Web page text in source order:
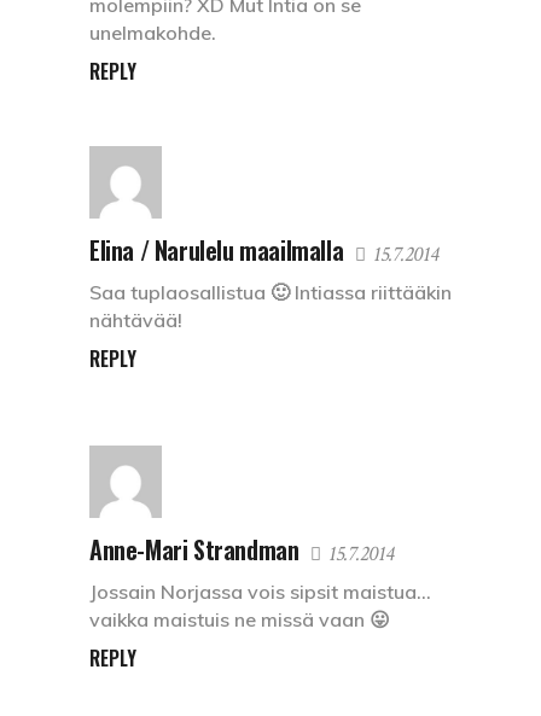
unelmakohde.
REPLY
Elina / Narulelu maailmalla 15.7.2014
Saa tuplaosallistua 🙂 Intiassa riittääkin
nähtävää!
REPLY
Anne-Mari Strandman 15.7.2014
Jossain Norjassa vois sipsit maistua…
vaikka maistuis ne missä vaan 😛
REPLY